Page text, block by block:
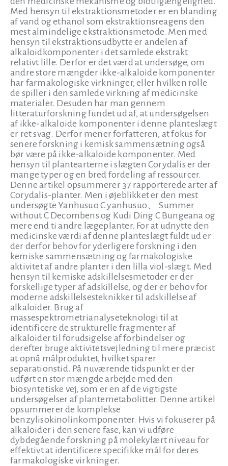
Med hensyn til ekstraktionsmetoder er en blanding
af vand og ethanol som ekstraktionsreagens den
mest almindelige ekstraktionsmetode. Men med
hensyn til ekstraktionsudbytte er andelen af
alkaloidkomponenter i det samlede ekstrakt
relativt lille. Derfor er det værd at undersøge, om
andre store mængder ikke-alkaloide komponenter
har farmakologiske virkninger, eller hvilken rolle
de spiller i den samlede virkning af medicinske
materialer. Desuden har man gennem
litteraturforskning fundet ud af, at undersøgelsen
af ikke-alkaloide komponenter i denne planteslægt
er ret svag. Derfor mener forfatteren, at fokus for
senere forskning i kemisk sammensætning også
bør være på ikke-alkaloide komponenter. Med
hensyn til plantearterne i slægten Corydalis er der
mange typer og en bred fordeling af ressourcer.
Denne artikel opsummerer 37 rapporterede arter af
Corydalis-planter. Men i øjeblikket er den mest
undersøgte Yanhusuo C yanhusuo、 Summer
without C Decombens og Kudi Ding C Bungeana og
mere end ti andre lægeplanter. For at udnytte den
medicinske værdi af denne planteslægt fuldt ud er
der derfor behov for yderligere forskning i den
kemiske sammensætning og farmakologiske
aktivitet af andre planter i den lilla viol-slægt. Med
hensyn til kemiske adskillelsesmetoder er der
forskellige typer af adskillelse, og der er behov for
moderne adskillelsesteknikker til adskillelse af
alkaloider. Brug af
massespektrometrianalyseteknologi til at
identificere de strukturelle fragmenter af
alkaloider til forudsigelse af forbindelser og
derefter bruge aktivitetsvejledning til mere præcist
at opnå målproduktet, hvilket sparer
separationstid. På nuværende tidspunkt er der
udført en stor mængde arbejde med den
biosyntetiske vej, som er en af de vigtigste
undersøgelser af plantemetabolitter. Denne artikel
opsummerer de komplekse
benzylisokinolinkomponenter. Hvis vi fokuserer på
alkaloider i den senere fase, kan vi udføre
dybdegående forskning på molekylært niveau for
effektivt at identificere specifikke mål for deres
farmakologiske virkninger.